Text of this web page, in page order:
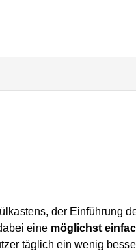
der Einführung
eine möglichst
täglich ein wenig